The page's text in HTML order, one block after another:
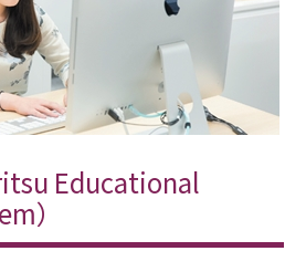
Educational
）